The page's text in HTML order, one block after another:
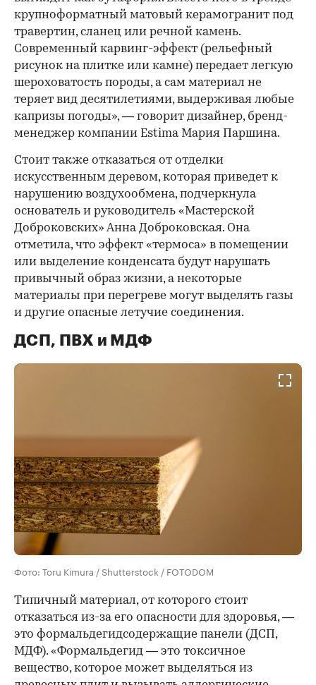
00:00 / 00:00
крупноформатный матовый керамогранит под
травертин, сланец или речной камень.
Современный карвинг-эффект (рельефный
рисунок на плитке или камне) передает легкую
шероховатость породы, а сам материал не
теряет вид десятилетиями, выдерживая любые
капризы погоды», — говорит дизайнер, бренд-
менеджер компании Estima Мария Паршина.
Стоит также отказаться от отделки
искусственным деревом, которая приведет к
нарушению воздухообмена, подчеркнула
основатель и руководитель «Мастерской
Доброковских» Анна Доброковская. Она
отметила, что эффект «термоса» в помещении
или выделение конденсата будут нарушать
привычный образ жизни, а некоторые
материалы при перегреве могут выделять газы
и другие опасные летучие соединения.
ДСП, ПВХ и МДФ
Фото: Toru Kimura / Shutterstock / FOTODOM
Типичный материал, от которого стоит
отказаться из-за его опасности для здоровья, —
это формальдегидсодержащие панели (ДСП,
МДФ). «Формальдегид — это токсичное
вещество, которое может выделяться из